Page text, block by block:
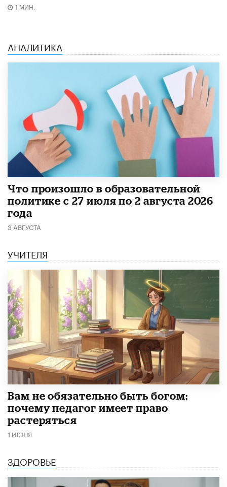
1 МИН.
АНАЛИТИКА
​Что произошло в образовательной
политике с 27 июля по 2 августа 2026
года
3 АВГУСТА
УЧИТЕЛЯ
​Вам не обязательно быть богом:
почему педагог имеет право
растеряться
1 ИЮНЯ
ЗДОРОВЬЕ